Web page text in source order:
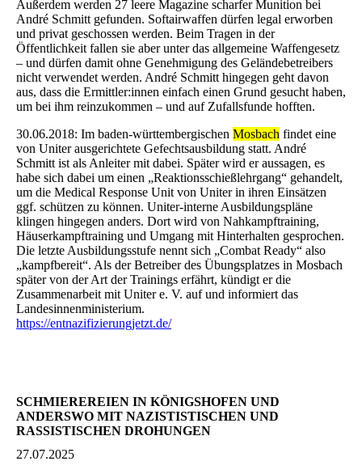
Außerdem werden 27 leere Magazine scharfer Munition bei
André Schmitt gefunden. Softairwaffen dürfen legal erworben
und privat geschossen werden. Beim Tragen in der
Öffentlichkeit fallen sie aber unter das allgemeine Waffengesetz
– und dürfen damit ohne Genehmigung des Geländebetreibers
nicht verwendet werden. André Schmitt hingegen geht davon
aus, dass die Ermittler:innen einfach einen Grund gesucht haben,
um bei ihm reinzukommen – und auf Zufallsfunde hofften.
30.06.2018: Im baden-württembergischen Mosbach findet eine
von Uniter ausgerichtete Gefechtsausbildung statt. André
Schmitt ist als Anleiter mit dabei. Später wird er aussagen, es
habe sich dabei um einen „Reaktionsschießlehrgang“ gehandelt,
um die Medical Response Unit von Uniter in ihren Einsätzen
ggf. schützen zu können. Uniter-interne Ausbildungspläne
klingen hingegen anders. Dort wird von Nahkampftraining,
Häuserkampftraining und Umgang mit Hinterhalten gesprochen.
Die letzte Ausbildungsstufe nennt sich „Combat Ready“ also
„kampfbereit“. Als der Betreiber des Übungsplatzes in Mosbach
später von der Art der Trainings erfährt, kündigt er die
Zusammenarbeit mit Uniter e. V. auf und informiert das
Landesinnenministerium.
https://entnazifizierungjetzt.de/
SCHMIEREREIEN IN KÖNIGSHOFEN UND
ANDERSWO MIT NAZISTISTISCHEN UND
RASSISTISCHEN DROHUNGEN
27.07.2025